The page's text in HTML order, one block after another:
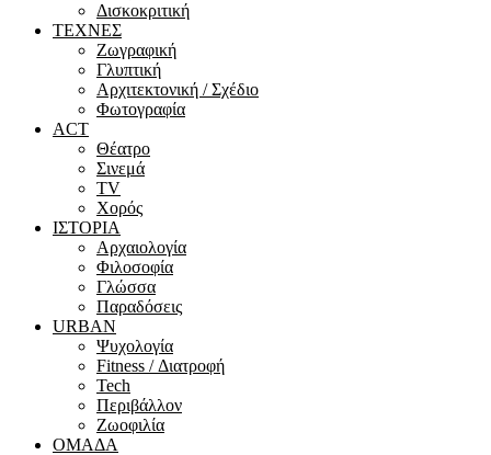
Δισκοκριτική
ΤΕΧΝΕΣ
Ζωγραφική
Γλυπτική
Αρχιτεκτονική / Σχέδιο
Φωτογραφία
ACT
Θέατρο
Σινεμά
ΤV
Χορός
ΙΣΤΟΡΙΑ
Αρχαιολογία
Φιλοσοφία
Γλώσσα
Παραδόσεις
URBAN
Ψυχολογία
Fitness / Διατροφή
Tech
Περιβάλλον
Ζωοφιλία
ΟΜΑΔΑ